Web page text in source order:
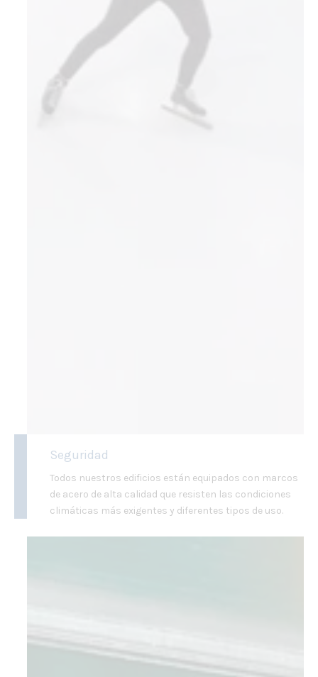
Seguridad
Todos nuestros edificios están equipados con marcos
de acero de alta calidad que resisten las condiciones
climáticas más exigentes y diferentes tipos de uso.